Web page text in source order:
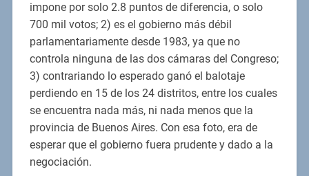
impone por solo 2.8 puntos de diferencia, o solo
700 mil votos; 2) es el gobierno más débil
parlamentariamente desde 1983, ya que no
controla ninguna de las dos cámaras del Congreso;
3) contrariando lo esperado ganó el balotaje
perdiendo en 15 de los 24 distritos, entre los cuales
se encuentra nada más, ni nada menos que la
provincia de Buenos Aires. Con esa foto, era de
esperar que el gobierno fuera prudente y dado a la
negociación.